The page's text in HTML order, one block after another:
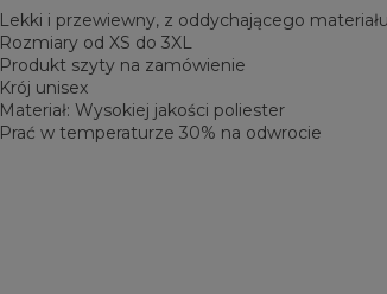
Lekki i przewiewny, z oddychającego materiału
Rozmiary od XS do 3XL
Produkt szyty na zamówienie
Krój unisex
Materiał: Wysokiej jakości poliester
Prać w temperaturze 30% na odwrocie